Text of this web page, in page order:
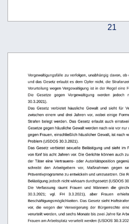
21
Vergewaltigungsfälle zu verfolgen, unabhängig davon, ob
und das Gesetz erlaubt es dem Opfer nicht, die
Verurteilung wegen Vergewaltigung ist in der Regel eine
Die   Gesetze   gegen   Vergewaltigung   werden   jedoch
30.3.2021).
Das   Gesetz   verbietet   häusliche   Gewalt   und   sieht   für
zwischen   einem   und   drei   Jahren   vor,   wobei   einige
Strafen belegt werden. Das Gesetz erlaubt auch
Gesetze gegen häusliche Gewalt werden nach wie vor
gegen Frauen, einschließlich häuslicher Gewalt, ist nach
Problem (USDOS 30.3.2021).
Das Gesetz verbietet sexuelle Belästigung und sieht im
von fünf bis acht Jahren vor. Die Gerichte können auch
der Täter eine Vertrauens- oder Autoritätsposition
schreibt   den   Arbeitgebern   vor,   Maßnahmen   gegen
Präventivprogramme zu entwickeln und umzusetzen. Die
Belästigung jedoch nicht wirksam durchgesetzt (USDOS
Die   Verfassung   räumt   Frauen   und   Männern   die
30.3.2021;   vgl.   FH   3.3.2021),   aber   Frauen
Beschäftigungsmöglichkeiten. Das Gesetz sieht
vor, die wegen der Verweigerung der Bürgerrechte
verurteilt werden, und sechs Monate bis zwei Jahre für
Frauen am Arbeitsplatz verurteilt werden (USDOS